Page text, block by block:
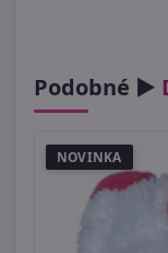
Podobné ►
NOVINKA